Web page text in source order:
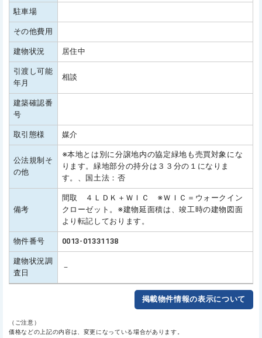
駐車場
その他費用
建物状況 居住中
引渡し可能
年月
相談
建築確認番
号
取引態様 媒介
公法規制そ
の他
※本地とは別に分譲地内の協定緑地も売買対象にな
ります。緑地部分の持分は３３分の１になりま
す。、国土法：否
備考
間取 ４ＬＤＫ＋ＷＩＣ ※ＷＩＣ＝ウォークイン
クローゼット。※建物延面積は、竣工時の建物図面
より転記しております。
物件番号 0013-01331138
建物状況調
査日
－
掲載物件情報の表示について
（ご注意）
価格などの上記の内容は、変更になっている場合があります。